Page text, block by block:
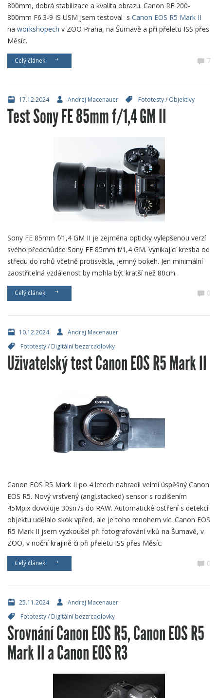
800mm, dobrá stabilizace a kvalita obrazu. Canon RF 200-
800mm F6.3-9 IS USM jsem testoval s Canon EOS R5 Mark II
na workshopech v ZOO Praha, na Šumavě a při přeletu ISS přes
Měsíc.
Celý článek 7
17.12.2024 Andrej Macenauer Fototesty/ Objektivy
Test Sony FE 85mm f/1,4 GM II
Sony FE 85mm f/1,4 GM II je zejména opticky vylepšenou verzí
svého předchůdce Sony FE 85mm f/1,4 GM. Vynikající kresba od
středu do rohů včetně protisvětla, jemný bokeh. Jen minimální
zaostřitelná vzdálenost by mohla být kratší než 80cm.
Celý článek 0
10.12.2024
Andrej Macenauer
Fototesty/ Digitální bezzrcadlovky
Uživatelský test Canon EOS R5 Mark II
Canon EOS R5 Mark II po 4 letech nahradil velmi úspěšný Canon
EOS R5. Nový vrstvený (angl.stacked) sensor s rozlišením
45Mpix dovoluje 30sn./s do RAW. Automatické ostření s detekcí
objektu udělalo skok vpřed, ale je toho mnohem víc. Canon EOS
R5 Mark II jsem vyzkoušel při fotografování vlků na Šumavě, v
ZOO, v noční krajině či při přeletu ISS přes Měsíc.
Celý článek 0
25.11.2024
Andrej Macenauer
Fototesty/ Digitální bezzrcadlovky
Srovnání Canon EOS R5, Canon EOS R5
Mark II a Canon EOS R3